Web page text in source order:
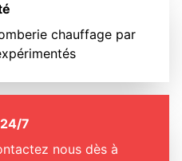
chauffage par
7
nous dès à